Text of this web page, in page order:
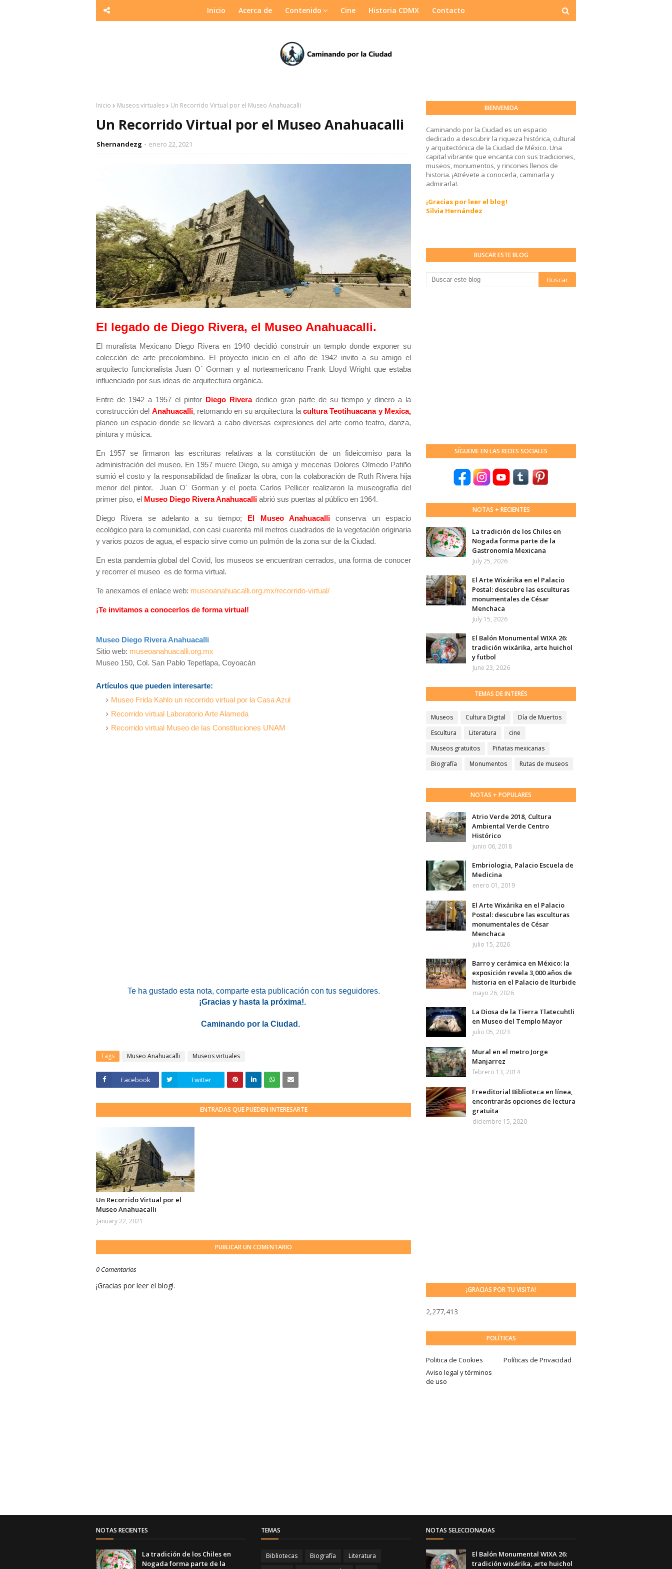
Inicio Acerca de Contenido Cine Historia CDMX Contacto
Inicio Museos virtuales Un Recorrido Virtual por el Museo Anahuacalli
Un Recorrido Virtual por el Museo Anahuacalli
Shernandezg enero 22, 2021
El legado de Diego Rivera, el Museo Anahuacalli.
El muralista Mexicano Diego Rivera en 1940 decidió construir un templo donde exponer su
colección de arte precolombino. El proyecto inicio en el año de 1942 invito a su amigo el
arquitecto funcionalista Juan O´ Gorman y al norteamericano Frank Lloyd Wright que estaba
influenciado por sus ideas de arquitectura orgánica.
Entre de 1942 a 1957 el pintor Diego Riveradedico gran parte de su tiempo y dinero a la
construcción del Anahuacalli, retomando en su arquitectura lacultura Teotihuacana y Mexica,
planeo un espacio donde se llevará a cabo diversas expresiones del arte como teatro, danza,
pintura y música.
En 1957 se firmaron las escrituras relativas a la constitución de un fideicomiso para la
administración del museo. En 1957 muere Diego, su amiga y mecenas Dolores Olmedo Patiño
sumió el costo y la responsabilidad de finalizar la obra, con la colaboración de Ruth Rivera hija
menor del pintor. Juan O´ Gorman y el poeta Carlos Pellicer realizaron la museografía del
primer piso, el Museo Diego Rivera Anahuacalli abrió sus puertas al público en 1964.
Diego Rivera se adelanto a su tiempo; El Museo Anahuacalli conserva un espacio
ecológico para la comunidad, con casi cuarenta mil metros cuadrados de la vegetación originaria
y varios pozos de agua, el espacio sirve como un pulmón de la zona sur de la Ciudad.
En esta pandemia global del Covid, los museos se encuentran cerrados, una forma de conocer
y recorrer el museo es de forma virtual.
Te anexamos el enlace web: museoanahuacalli.org.mx/recorrido-virtual/
¡Te invitamos a conocerlos de forma virtual!
Museo Diego Rivera Anahuacalli
Sitio web: museoanahuacalli.org.mx
Museo 150, Col. San Pablo Tepetlapa, Coyoacán
Artículos que pueden interesarte:
Museo Frida Kahlo un recorrido virtual por la Casa Azul
Recorrido virtual Laboratorio Arte Alameda
Recorrido virtual Museo de las Constituciones UNAM
Te ha gustado esta nota, comparte esta publicación con tus seguidores.
¡Gracias y hasta la próxima!.
Caminando por la Ciudad.
Tags Museo Anahuacalli Museos virtuales
Facebook Twitter
ENTRADAS QUE PUEDEN INTERESARTE
Un Recorrido Virtual por el
Museo Anahuacalli
January 22, 2021
PUBLICAR UN COMENTARIO
0 Comentarios
¡Gracias por leer el blog!.
BIENVENIDA
Caminando por la Ciudad es un espacio
dedicado a descubrir la riqueza histórica, cultural
y arquitectónica de la Ciudad de México. Una
capital vibrante que encanta con sus tradiciones,
museos, monumentos, y rincones llenos de
historia. ¡Atrévete a conocerla, caminarla y
admirarla!.
¡Gracias por leer el blog!
Silvia Hernández
BUSCAR ESTE BLOG
SÍGUEME EN LAS REDES SOCIALES
NOTAS + RECIENTES
La tradición de los Chiles en
Nogada forma parte de la
Gastronomía Mexicana
July 25, 2026
El Arte Wixárika en el Palacio
Postal: descubre las esculturas
monumentales de César
Menchaca
July 15, 2026
El Balón Monumental WIXA 26:
tradición wixárika, arte huichol
y futbol
June 23, 2026
TEMAS DE INTERÉS
Museos Cultura Digital
Día de Muertos
Escultura
Literatura
cine
Museos gratuitos
Piñatas mexicanas
Biografía
Monumentos Rutas de museos
NOTAS + POPULARES
Atrio Verde 2018, Cultura
Ambiental Verde Centro
Histórico
junio 06, 2018
Embriologia, Palacio Escuela de
Medicina
enero 01, 2019
El Arte Wixárika en el Palacio
Postal: descubre las esculturas
monumentales de César
Menchaca
julio 15, 2026
Barro y cerámica en México: la
exposición revela 3,000 años de
historia en el Palacio de Iturbide
mayo 26, 2026
La Diosa de la Tierra Tlatecuhtli
en Museo del Templo Mayor
julio 05, 2023
Mural en el metro Jorge
Manjarrez
febrero 13, 2014
Freeditorial Biblioteca en línea,
encontrarás opciones de lectura
gratuita
diciembre 15, 2020
¡GRACIAS POR TU VISITA!
2,277,413
POLÍTICAS
Politica de Cookies
Políticas de Privacidad
Aviso legal y términos
de uso
NOTAS RECIENTES
La tradición de los Chiles en
Nogada forma parte de la
TEMAS
Bibliotecas Biografía
Literatura
NOTAS SELECCIONADAS
El Balón Monumental WIXA 26:
tradición wixárika, arte huichol